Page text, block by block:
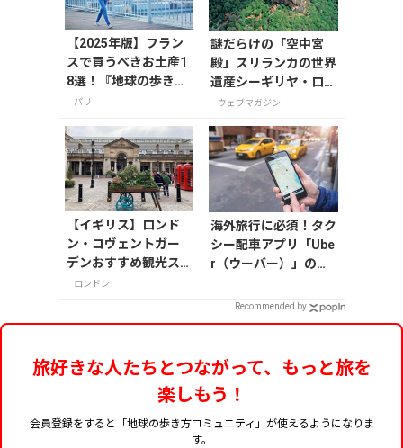
【2025年版】フラン
スで買うべきお土産1
8選！『地球の歩き
方』編集者おすすめ
を紹介
パリ
謎だらけの「空中宮
殿」スリランカの世界
遺産シーギリヤ・ロッ
ク登頂に挑戦！
ウェブマガジン
【イギリス】ロンド
ン・コヴェントガー
デンおすすめ観光ス
ポット3つ！
ロンドン
海外旅行に必須！タク
シー配車アプリ「Ube
r（ウーバー）」の登
Recommended by
旅好きな人たちとつながって、もっと旅を
楽しもう！
会員登録をすると「地球の歩き方コミュニティ」が使えるようになりま
す。